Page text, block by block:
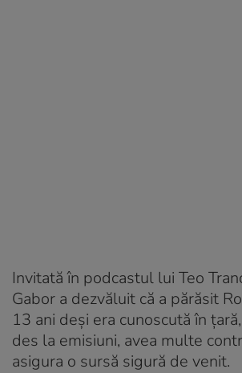
Invitată în podcastul lui Teo
Gabor a dezvăluit că a părăsit
13 ani deși era cunoscută în
des la emisiuni, avea multe
asigura o sursă sigură de venit.